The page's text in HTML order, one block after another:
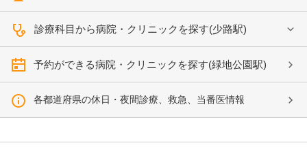
診療科目から病院・クリニックを探す(少路駅)
予約ができる病院・クリニックを探す(緑地公園駅)
各都道府県の休日・夜間診療、救急、当番医情報